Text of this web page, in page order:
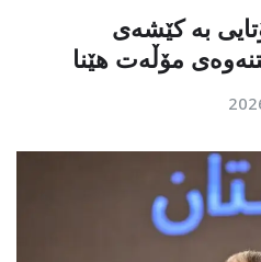
بە کێشەی
مۆڵەت هێنا